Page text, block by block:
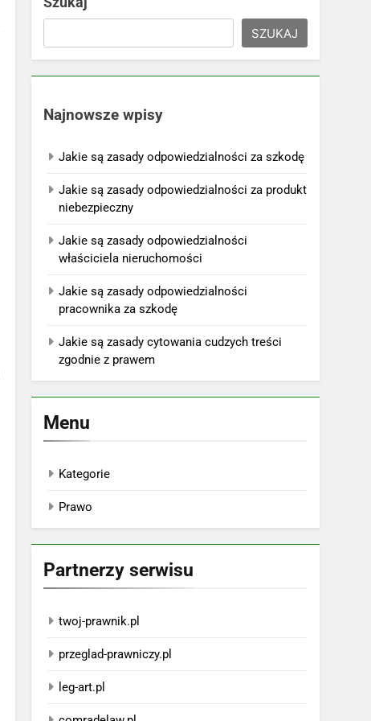
SZUKAJ
Najnowsze wpisy
Jakie są zasady odpowiedzialności za szkodę
Jakie są zasady odpowiedzialności za produkt
niebezpieczny
Jakie są zasady odpowiedzialności
właściciela nieruchomości
Jakie są zasady odpowiedzialności
pracownika za szkodę
Jakie są zasady cytowania cudzych treści
zgodnie z prawem
Menu
Kategorie
Prawo
Partnerzy serwisu
twoj-prawnik.pl
przeglad-prawniczy.pl
leg-art.pl